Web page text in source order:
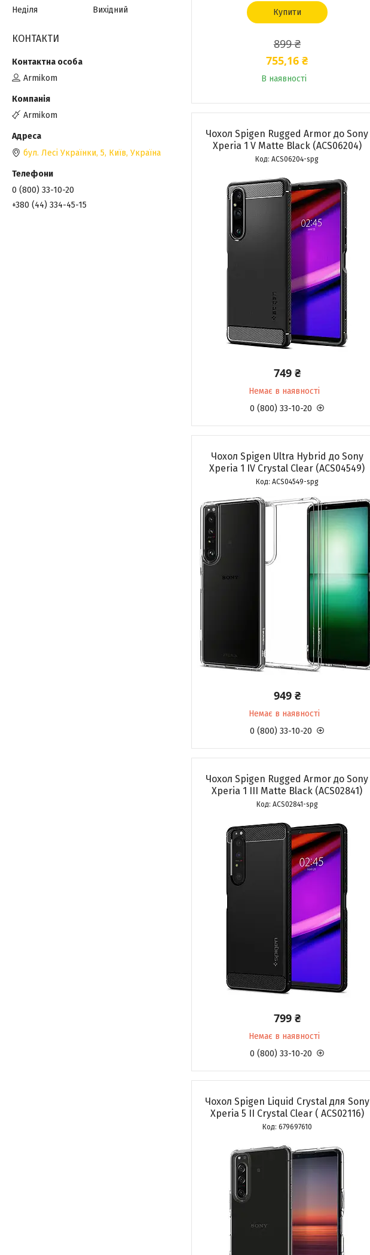
Купити
899 ₴
755,16 ₴
В наявності
Чохол Spigen Rugged Armor до Sony
Xperia 1 V Matte Black (ACS06204)
ACS06204-spg
749 ₴
Немає в наявності
0 (800) 33-10-20
Чохол Spigen Ultra Hybrid до Sony
Xperia 1 IV Crystal Clear (ACS04549)
ACS04549-spg
949 ₴
Немає в наявності
0 (800) 33-10-20
Чохол Spigen Rugged Armor до Sony
Xperia 1 III Matte Black (ACS02841)
ACS02841-spg
799 ₴
Немає в наявності
0 (800) 33-10-20
Чохол Spigen Liquid Crystal для Sony
Xperia 5 II Crystal Clear ( ACS02116)
679697610
Неділя
Вихідний
КОНТАКТИ
Armikom
Armikom
бул. Лесі Українки, 5, Київ, Україна
0 (800) 33-10-20
+380 (44) 334-45-15